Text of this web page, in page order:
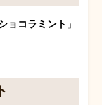
ョコラミント 」